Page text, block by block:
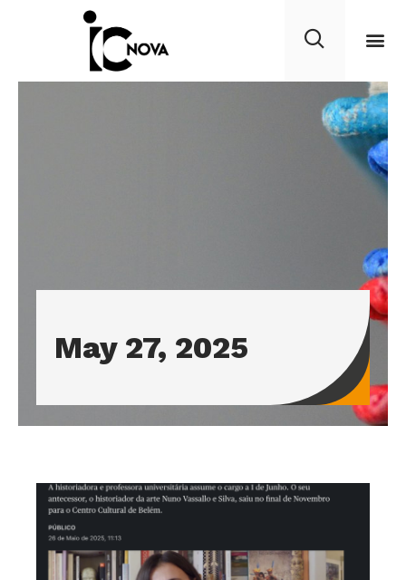
May 27, 2025